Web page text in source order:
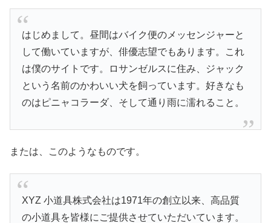
はじめまして。昼間はバイク便のメッセンジャーと
して働いていますが、俳優志望でもあります。これ
は僕のサイトです。ロサンゼルスに住み、ジャック
という名前のかわいい犬を飼っています。好きなも
のはピニャコラーダ、そして通り雨に濡れること。
または、このようなものです。
XYZ 小道具株式会社は1971年の創立以来、高品質
の小道具を皆様にご提供させていただいています。